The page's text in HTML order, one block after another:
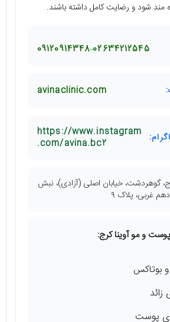
مند شود و رضایت کامل داشته باشند.
02634212545
09120914348
avinaclinic.com
https://www.instagram
.com/avina.bc2
گوهردشت، خیابان اصلی (آزادی)، نبش
غربی، پلاک ۹
و مو آوینا کرج:
بوتاکس
زائد
پوست